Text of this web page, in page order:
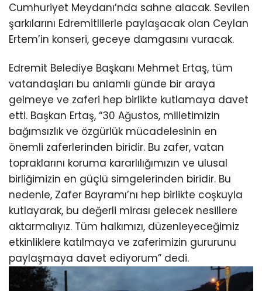
Cumhuriyet Meydanı’nda sahne alacak. Sevilen
şarkılarını Edremitlilerle paylaşacak olan Ceylan
Ertem’in konseri, geceye damgasını vuracak.
Edremit Belediye Başkanı Mehmet Ertaş, tüm
vatandaşları bu anlamlı günde bir araya
gelmeye ve zaferi hep birlikte kutlamaya davet
etti. Başkan Ertaş, “30 Ağustos, milletimizin
bağımsızlık ve özgürlük mücadelesinin en
önemli zaferlerinden biridir. Bu zafer, vatan
topraklarını koruma kararlılığımızın ve ulusal
birliğimizin en güçlü simgelerinden biridir. Bu
nedenle, Zafer Bayramı’nı hep birlikte coşkuyla
kutlayarak, bu değerli mirası gelecek nesillere
aktarmalıyız. Tüm halkımızı, düzenleyeceğimiz
etkinliklere katılmaya ve zaferimizin gururunu
paylaşmaya davet ediyorum” dedi.